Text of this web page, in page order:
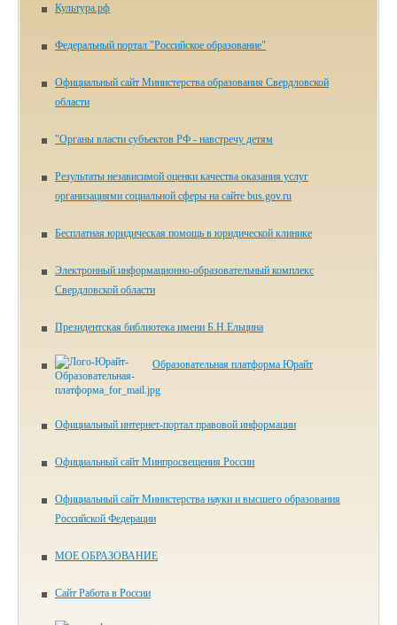
Культура.рф
Федеральный портал "Российское образование"
Официальный сайт Министерства образования Свердловской
области
"Органы власти субъектов РФ - навстречу детям
Результаты независимой оценки качества оказания услуг
организациями социальной сферы на сайте bus.gov.ru
Бесплатная юридическая помощь в юридической клинике
Электронный информационно-образовательный комплекс
Свердловской области
Президентская библиотека имени Б.Н.Ельцина
Образовательная платформа Юрайт
Официальный интернет-портал правовой информации
Официальный сайт Минпросвещения России
Официальный сайт Министерства науки и высшего образования
Российской Федерации
МОЕ ОБРАЗОВАНИЕ
Сайт Работа в России